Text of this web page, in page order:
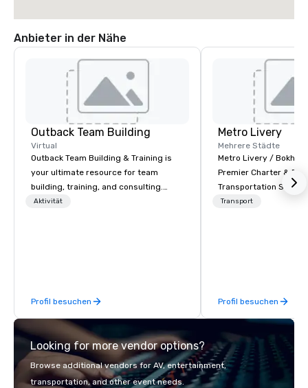
Anbieter in der Nähe
Outback Team Building
Virtual
Outback Team Building & Training is
your ultimate resource for team
building, training, and consulting.
Recommended by over 30,000+
Aktivität
Profil besuchen
Metro Livery
Mehrere Städte
Metro Livery / Bokhari
Premier Charter &
Transportation
with Style, Comfort &
serving all of
neighboring states.
shuttles, and private
Why Event Planners
Diverse Fleet: Sedans
Transport
Profil besuchen
Looking for more vendor options?
Browse additional vendors for AV, entertainment,
transportation, and other event needs.